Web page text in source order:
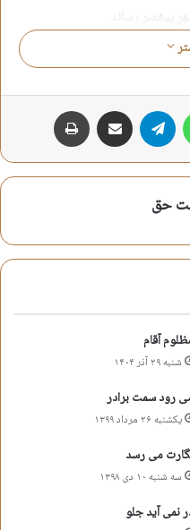
خونین شده
خونین شده
حق
بیت
تلگرام اشتراک گذاری از طریق ایمیل
حق
آقام
شنبه ۲۹ آذر ۱۴۰۴
رود سمت برادر
یکشنبه ۲۶ مرداد ۱۳۹۹
می رسد
سه شنبه ۱۰ دی ۱۳۹۸
نمی آید جلو